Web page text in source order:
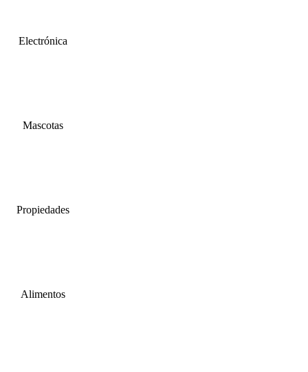
Electrónica
Mascotas
Propiedades
Alimentos